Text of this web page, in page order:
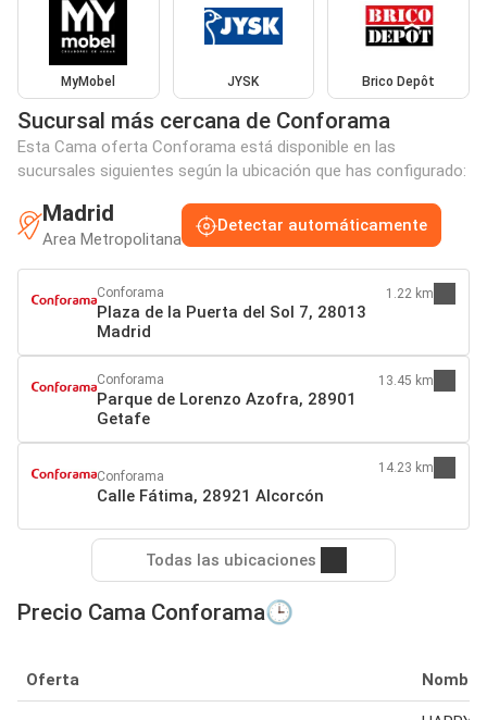
MyMobel JYSK Brico Depôt
Sucursal más cercana de Conforama
Esta Cama oferta Conforama está disponible en las
sucursales siguientes según la ubicación que has configurado:
Madrid
Area Metropolitana
Detectar automáticamente
Conforama
Plaza de la Puerta del Sol 7, 28013
Madrid
1.22 km
Conforama
Parque de Lorenzo Azofra, 28901
Getafe
13.45 km
Conforama
Calle Fátima, 28921 Alcorcón
14.23 km
Todas las ubicaciones
Precio Cama Conforama🕒
Oferta Nombre